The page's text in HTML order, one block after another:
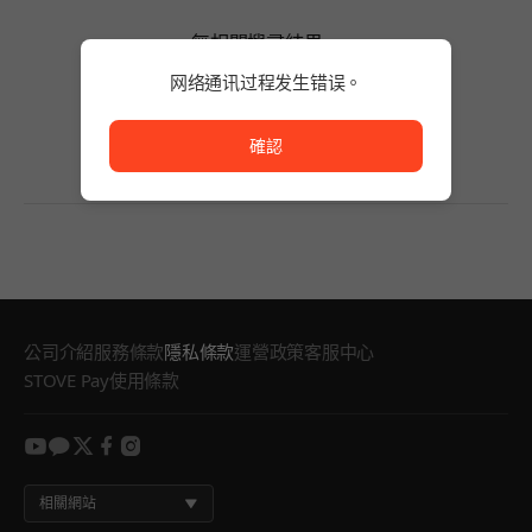
無相關搜尋結果。
請減少關鍵字的字數，或變更搜尋條件。
公司介紹服務條款隱私條款運營政策客服中心
STOVE Pay使用條款
youtube
kakao
twitter
facebook
instagram
相關網站
网络通讯过程发生错误。
確認